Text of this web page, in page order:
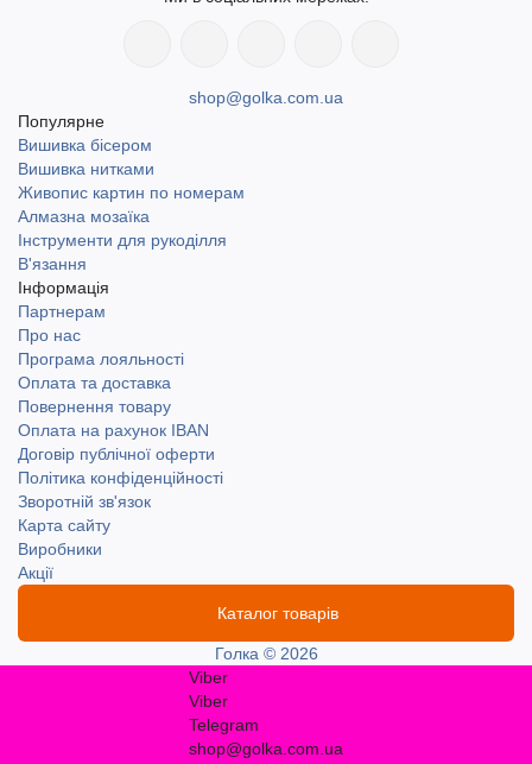
shop@golka.com.ua
Популярне
Вишивка бісером
Вишивка нитками
Живопис картин по номерам
Алмазна мозаїка
Інструменти для рукоділля
В'язання
Інформація
Партнерам
Про нас
Програма лояльності
Оплата та доставка
Повернення товару
Оплата на рахунок IBAN
Договір публічної оферти
Політика конфіденційності
Зворотній зв'язок
Карта сайту
Виробники
Акції
Каталог товарів
Голка © 2026
Viber
Viber
Telegram
shop@golka.com.ua